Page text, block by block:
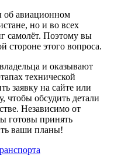
авиационном
но и во всех
самолёт. Поэтому вы
стороне этого вопроса.
и оказывают
технической
заявку на сайте или
чтобы обсудить детали
Независимо от
готовы принять
ваши планы!